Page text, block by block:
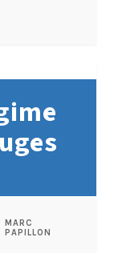
MARC
PAPILLON